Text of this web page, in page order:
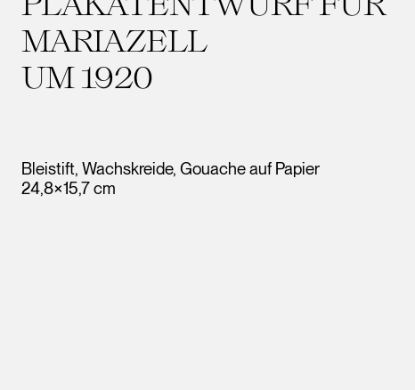
MARIAZELL
UM 1920
Bleistift, Wachskreide, Gouache auf Papier
24,8×15,7 cm